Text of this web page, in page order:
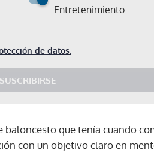
Entretenimiento
de datos.
SUSCRIBIRSE
que tenía cuando
con un objetivo claro en